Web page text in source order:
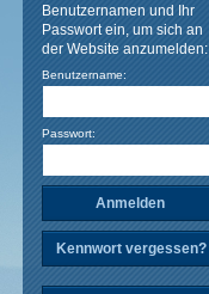
Benutzernamen und Ihr
Passwort ein, um sich an
der Website anzumelden:
Benutzername:
Passwort:
Kennwort vergessen?